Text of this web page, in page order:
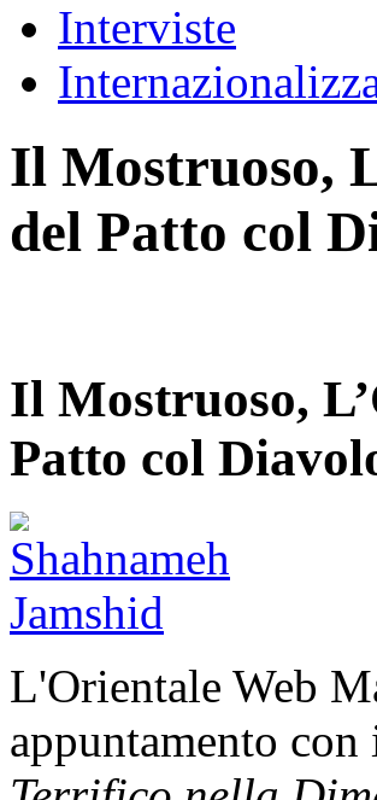
Interviste
Il Mostruoso,
del Patto col
Il Mostruoso,
Patto col
L'Orientale Web
appuntamento